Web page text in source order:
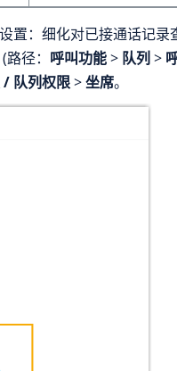
置：细化对已接通话记录
径： 呼叫功能> 队列 >
/ 队列权限>坐席。